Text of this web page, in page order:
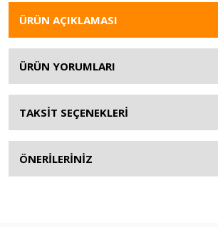
ÜRÜN AÇIKLAMASI
ÜRÜN YORUMLARI
TAKSİT SEÇENEKLERİ
ÖNERİLERİNİZ